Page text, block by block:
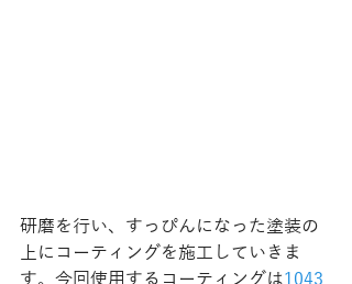
研磨を行い、すっぴんになった塗装の
上にコーティングを施工していきま
す。今回使用するコーティングは1043